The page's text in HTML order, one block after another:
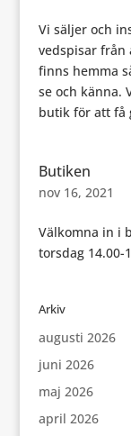
Vi säljer och
vedspisar från
finns hemma
se och känna.
butik för att få
Butiken
nov 16, 2021
Välkomna in i
torsdag 14.00-
Arkiv
augusti 2026
juni 2026
maj 2026
april 2026